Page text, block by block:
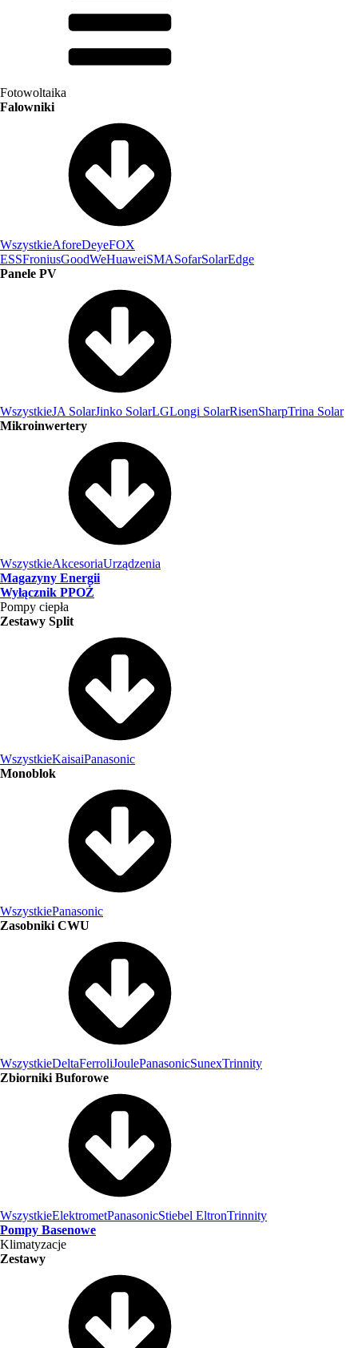
Fotowoltaika
Falowniki
WszystkieAforeDeyeFOX
ESSFroniusGoodWeHuaweiSMASofarSolarEdge
Panele PV
WszystkieJA SolarJinko SolarLGLongi SolarRisenSharpTrina Solar
Mikroinwertery
WszystkieAkcesoriaUrządzenia
Magazyny Energii
Wyłącznik PPOŻ
Pompy ciepła
Zestawy Split
WszystkieKaisaiPanasonic
Monoblok
WszystkiePanasonic
Zasobniki CWU
WszystkieDeltaFerroliJoulePanasonicSunexTrinnity
Zbiorniki Buforowe
WszystkieElektrometPanasonicStiebel EltronTrinnity
Pompy Basenowe
Klimatyzacje
Zestawy